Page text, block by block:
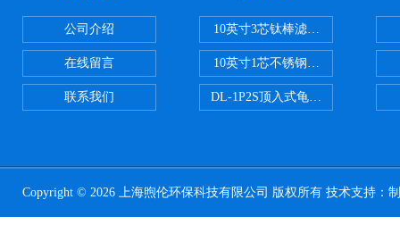
公司介绍
在线留言
联系我们
10英寸3芯钛棒滤芯过滤器
10英寸1芯不锈钢钛棒过滤器
DL-1P2S顶入式龟背过滤器
Copyright © 2026 上海煦伦环保科技有限公司 版权所有 技术支持：